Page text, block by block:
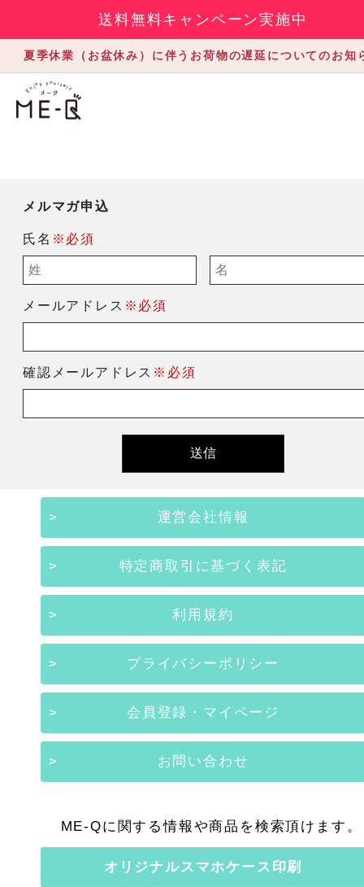
送料無料キャンペーン実施中
夏季休業（お盆休み）に伴うお荷物の遅延についてのお知
メルマガ申込
氏名 ※必須
メールアドレス ※必須
確認メールアドレス ※必須
運営会社情報
特定商取引に基づく表記
利用規約
プライバシーポリシー
会員登録・マイページ
お問い合わせ
ME-Qに関する情報や商品を検索頂けます。
オリジナルスマホケース印刷